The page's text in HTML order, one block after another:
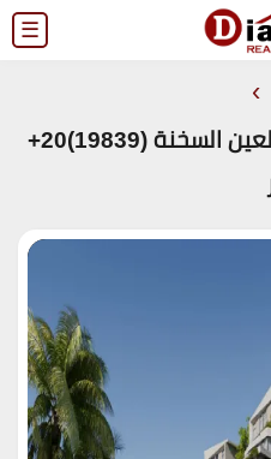
☰
›
ام ريزيدنس المونت جلالة العين السخنة (19839)20+